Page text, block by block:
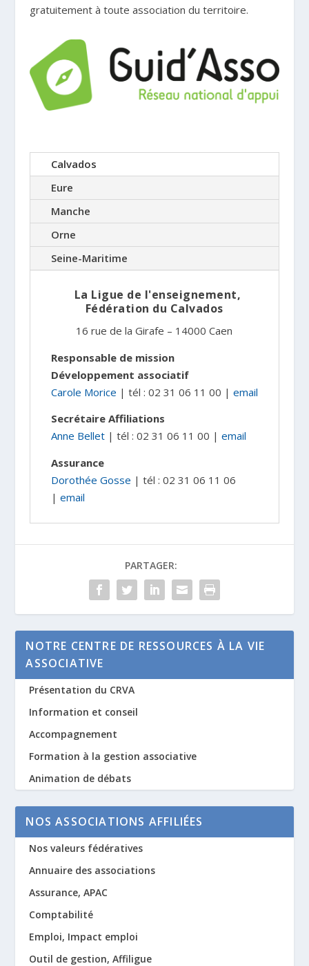
gratuitement à toute association du territoire.
Calvados
Eure
Manche
Orne
Seine-Maritime
La Ligue de l'enseignement,
Fédération du Calvados
16 rue de la Girafe – 14000 Caen
Responsable de mission
Développement associatif
Carole Morice | tél : 02 31 06 11 00 | email
Secrétaire Affiliations
Anne Bellet| tél : 02 31 06 11 00 | email
Assurance
Dorothée Gosse | tél : 02 31 06 11 06
| email
PARTAGER:
NOTRE CENTRE DE RESSOURCES À LA VIE
ASSOCIATIVE
Présentation du CRVA
Information et conseil
Accompagnement
Formation à la gestion associative
Animation de débats
NOS ASSOCIATIONS AFFILIÉES
Nos valeurs fédératives
Annuaire des associations
Assurance, APAC
Comptabilité
Emploi, Impact emploi
Outil de gestion, Affiligue